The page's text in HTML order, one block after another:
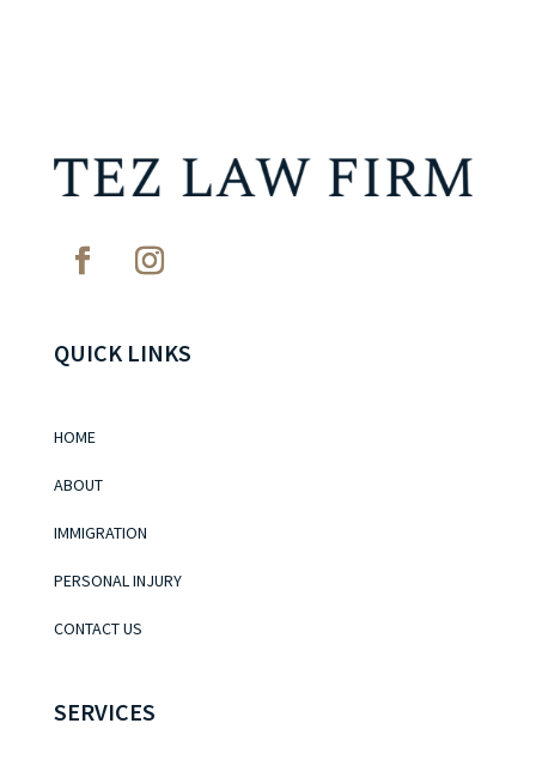
QUICK LINKS
HOME
ABOUT
IMMIGRATION
PERSONAL INJURY
CONTACT US
SERVICES